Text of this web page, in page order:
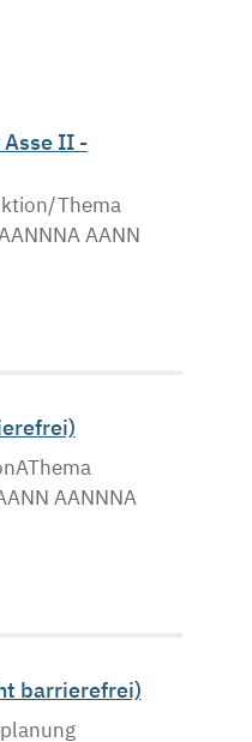
Asse II -
Thema
AANN
AANNNA
barrierefrei)